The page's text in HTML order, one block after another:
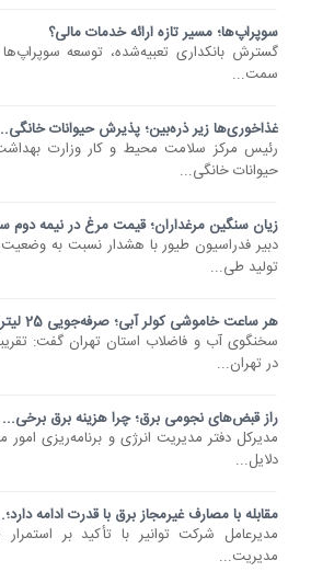
سوپراپ‌ها؛ مسیر تازه ارائه خدمات مالی؟
گسترش بانکداری تعبیه‌شده، توسعه
سمت...
غذاخوری‌ها زیر ذره‌بین؛ پذیرش حیوانات
رئیس مرکز سلامت محیط و کار وزارت
حیوانات خانگی...
زیان سنگین مرغداران؛ قیمت مرغ در نیمه دوم
دبیر فدراسیون طیور با هشدار نسبت به وضعیت
تولید طی...
هر ساعت خاموشی کولر آبی؛ صرفه‌جویی 25 لیتری آب به...
در تهران...
راز قبض‌های نجومی برق؛ چرا هزینه برق برخی...
مدیرکل دفتر مدیریت انرژی و برنامه‌ریزی امور
دلایل...
مقابله با مصارف غیرمجاز برق با قدرت ادامه
مدیرعامل شرکت توانیر با تأکید بر
مدیریت...